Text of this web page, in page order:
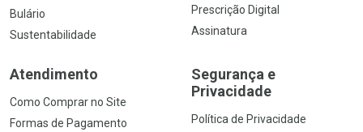
Bulário
Sustentabilidade
Prescrição Digital
Assinatura
Atendimento
Como Comprar no Site
Formas de Pagamento
Segurança e
Privacidade
Política de Privacidade